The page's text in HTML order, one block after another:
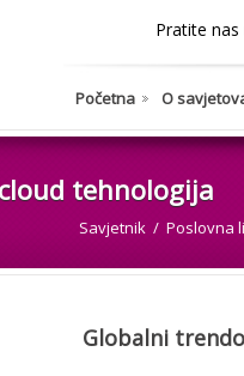
Pratite nas
Početna O
tehnologija
Savjetnik Poslovna
Globalni